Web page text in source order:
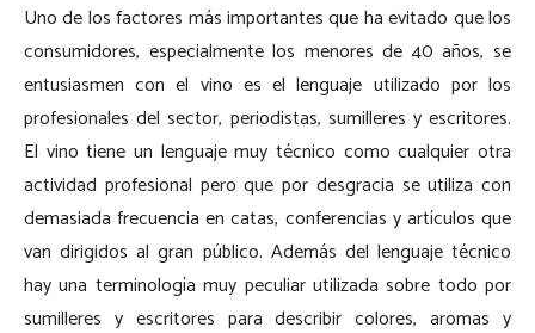
Uno de los factores más importantes que ha evitado que los
consumidores, especialmente los menores de 40 años, se
entusiasmen con el vino es el lenguaje utilizado por los
profesionales del sector, periodistas, sumilleres y escritores.
El vino tiene un lenguaje muy técnico como cualquier otra
actividad profesional pero que por desgracia se utiliza con
demasiada frecuencia en catas, conferencias y artículos que
van dirigidos al gran público. Además del lenguaje técnico
hay una terminología muy peculiar utilizada sobre todo por
sumilleres y escritores para describir colores, aromas y